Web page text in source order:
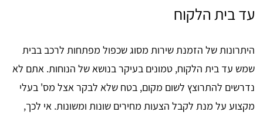
עד בית הלקוח
היתרונות של הזמנת שירות מסוג שכפול מפתחות לרכב בבית
שמש עד בית הלקוח, טמונים בעיקר בנושא של הנוחות. אתם לא
נדרשים להתרוצץ לשום מקום, בטח שלא לבקר אצל מס' בעלי
מקצוע על מנת לקבל הצעות מחירים שונות ומשונות. אי לכך,